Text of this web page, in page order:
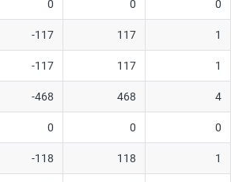
0 0 0
-117 117 1
-117 117 1
-468 468 4
0 0 0
-118 118 1